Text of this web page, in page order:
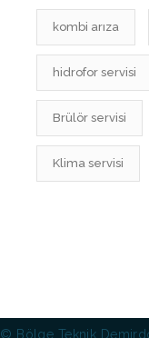
kombi arıza
hidrofor servisi
Brülör servisi
Klima servisi
© Bölge Teknik